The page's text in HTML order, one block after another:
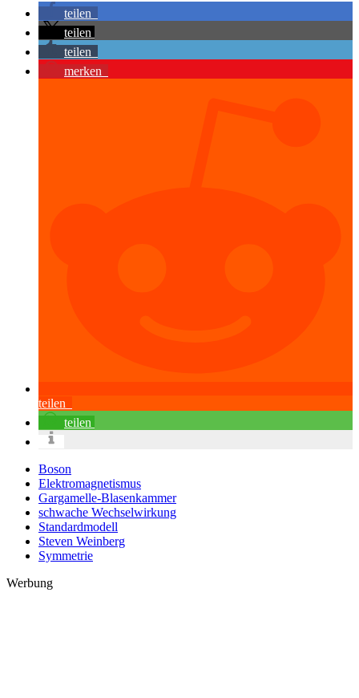
teilen
teilen
teilen
merken
teilen
teilen
Boson
Elektromagnetismus
Gargamelle-Blasenkammer
schwache Wechselwirkung
Standardmodell
Steven Weinberg
Symmetrie
Werbung